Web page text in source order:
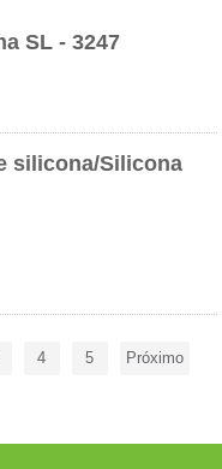
SL - 3247
silicona/Silicona
4 5 Próximo